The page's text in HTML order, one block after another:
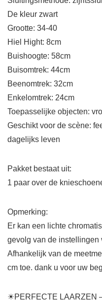
De kleur zwart
Grootte: 34-40
Hiel Hight: 8cm
Buishoogte: 58cm
Buisomtrek: 44cm
Beenomtrek: 32cm
Enkelomtrek: 24cm
Toepasselijke objecten:
Geschikt voor de scène:
dagelijks leven
Pakket bestaat uit:
1 paar over de
Opmerking:
Er kan een lichte
gevolg van de instellingen
Afhankelijk van de
cm toe. dank u voor uw
☀PERFECTE LAARZEN